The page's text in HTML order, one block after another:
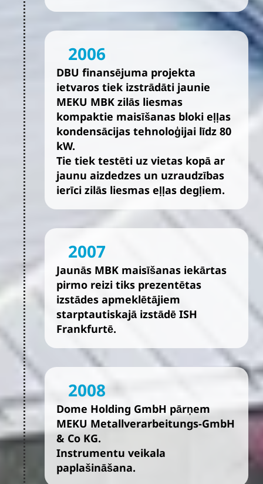
2006
DBU finansējuma projekta
ietvaros tiek izstrādāti jaunie
MEKU MBK zilās liesmas
kompaktie maisīšanas bloki eļļas
kondensācijas tehnoloģijai līdz 80
kW.
Tie tiek testēti uz vietas kopā ar
jaunu aizdedzes un uzraudzības
ierīci zilās liesmas eļļas degļiem.
2007
Jaunās MBK maisīšanas iekārtas
pirmo reizi tiks prezentētas
izstādes apmeklētājiem
starptautiskajā izstādē ISH
Frankfurtē.
2008
Dome Holding GmbH pārņem
MEKU Metallverarbeitungs-GmbH
& Co KG.
Instrumentu veikala
paplašināšana.